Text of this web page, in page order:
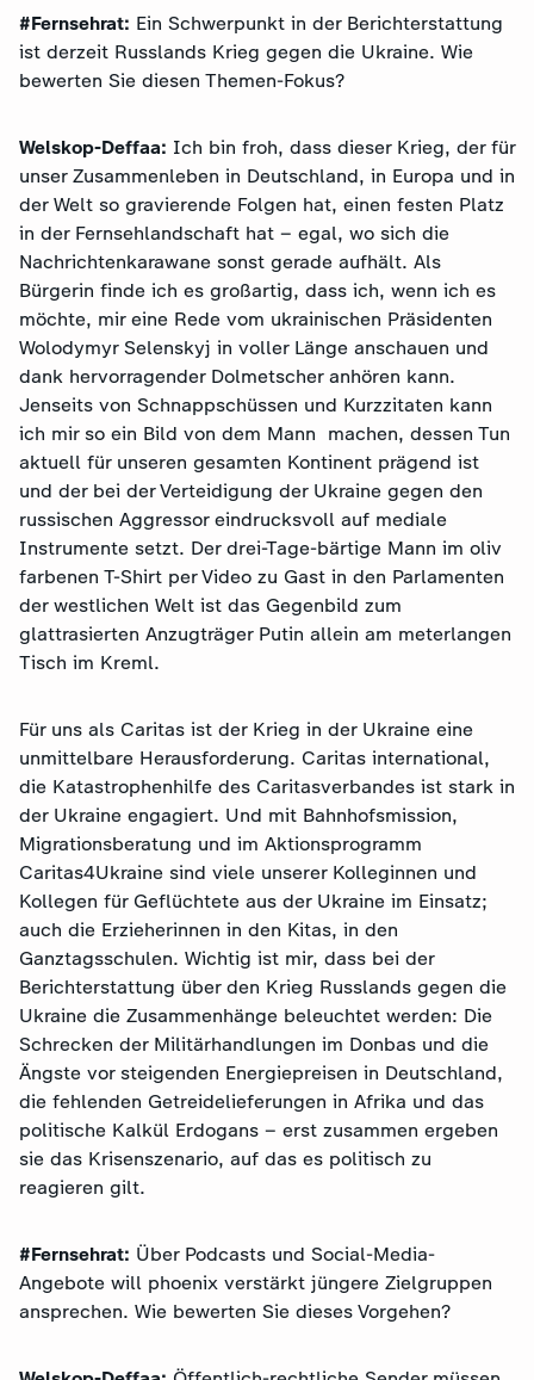
#Fernsehrat: Ein Schwerpunkt in der Berichterstattung
ist derzeit Russlands Krieg gegen die Ukraine. Wie
bewerten Sie diesen Themen-Fokus?
Welskop-Deffaa: Ich bin froh, dass dieser Krieg, der für
unser Zusammenleben in Deutschland, in Europa und in
der Welt so gravierende Folgen hat, einen festen Platz
in der Fernsehlandschaft hat – egal, wo sich die
Nachrichtenkarawane sonst gerade aufhält. Als
Bürgerin finde ich es großartig, dass ich, wenn ich es
möchte, mir eine Rede vom ukrainischen Präsidenten
Wolodymyr Selenskyj in voller Länge anschauen und
dank hervorragender Dolmetscher anhören kann.
Jenseits von Schnappschüssen und Kurzzitaten kann
ich mir so ein Bild von dem Mann machen, dessen Tun
aktuell für unseren gesamten Kontinent prägend ist
und der bei der Verteidigung der Ukraine gegen den
russischen Aggressor eindrucksvoll auf mediale
Instrumente setzt. Der drei-Tage-bärtige Mann im oliv
farbenen T-Shirt per Video zu Gast in den Parlamenten
der westlichen Welt ist das Gegenbild zum
glattrasierten Anzugträger Putin allein am meterlangen
Tisch im Kreml.
Für uns als Caritas ist der Krieg in der Ukraine eine
unmittelbare Herausforderung. Caritas international,
die Katastrophenhilfe des Caritasverbandes ist stark in
der Ukraine engagiert. Und mit Bahnhofsmission,
Migrationsberatung und im Aktionsprogramm
Caritas4Ukraine sind viele unserer Kolleginnen und
Kollegen für Geflüchtete aus der Ukraine im Einsatz;
auch die Erzieherinnen in den Kitas, in den
Ganztagsschulen. Wichtig ist mir, dass bei der
Berichterstattung über den Krieg Russlands gegen die
Ukraine die Zusammenhänge beleuchtet werden: Die
Schrecken der Militärhandlungen im Donbas und die
Ängste vor steigenden Energiepreisen in Deutschland,
die fehlenden Getreidelieferungen in Afrika und das
politische Kalkül Erdogans – erst zusammen ergeben
sie das Krisenszenario, auf das es politisch zu
reagieren gilt.
#Fernsehrat: Über Podcasts und Social-Media-
Angebote will phoenix verstärkt jüngere Zielgruppen
ansprechen. Wie bewerten Sie dieses Vorgehen?